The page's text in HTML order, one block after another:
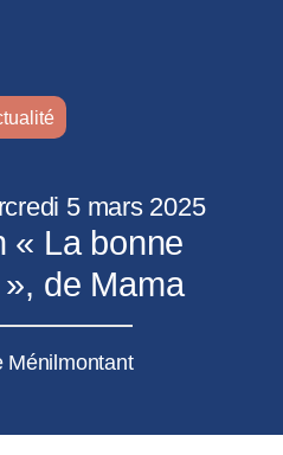
5 mars 2025
« La bonne
de Mama
Ménilmontant